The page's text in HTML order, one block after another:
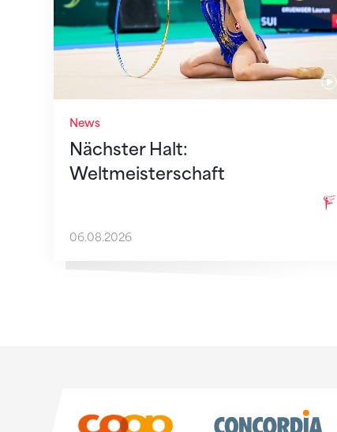
News
Nächster Halt:
Weltmeisterschaft
06.08.2026